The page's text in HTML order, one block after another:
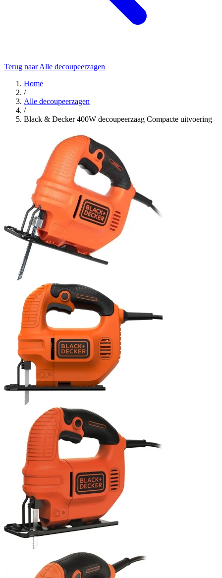
Terug naar Alle decoupeerzagen
Home
/
Alle decoupeerzagen
/
Black & Decker 400W decoupeerzaag Compacte uitvoering